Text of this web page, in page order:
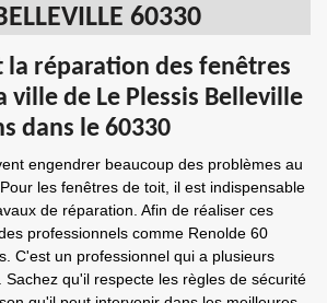
60330
la réparation des fenêtres
ville de Le Plessis Belleville
dans le 60330
engendrer beaucoup des problèmes au
les fenêtres de toit, il est indispensable
de réparation. Afin de réaliser ces
professionnels comme Renolde 60
C'est un professionnel qui a plusieurs
qu'il respecte les règles de sécurité